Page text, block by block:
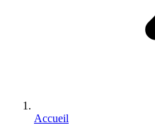
Accueil